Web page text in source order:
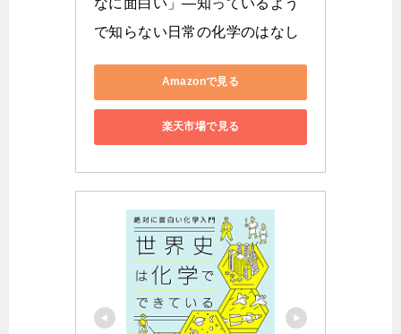
で知らない日常の化学のはなし
Amazonで見る
楽天市場で見る